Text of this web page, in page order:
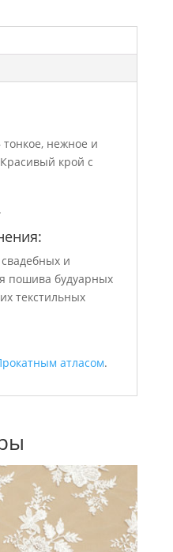
нежное и
крой с
и
пошива будуарных
текстильных
атласом.